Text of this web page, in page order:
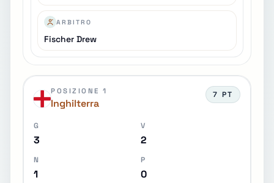
ARBITRO
Fischer Drew
POSIZIONE 1
Inghilterra
7 PT
G
3
V
2
N
1
P
0